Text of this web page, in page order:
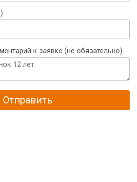
к заявке (не обязательно)
Отправить